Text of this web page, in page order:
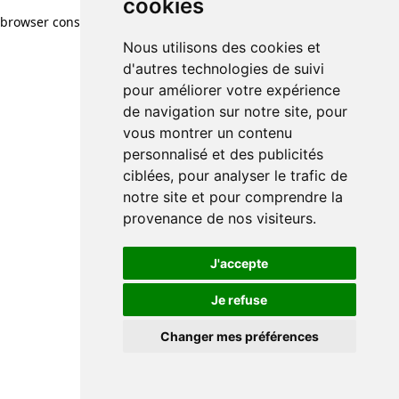
cookies
Nous utilisons des cookies et
d'autres technologies de suivi
pour améliorer votre expérience
de navigation sur notre site, pour
vous montrer un contenu
personnalisé et des publicités
ciblées, pour analyser le trafic de
notre site et pour comprendre la
provenance de nos visiteurs.
J'accepte
Je refuse
Changer mes préférences
browser console for more information)